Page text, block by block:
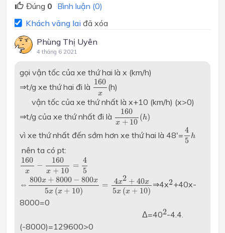
Đúng 0 Bình luận (0)
Khách vãng lai đã xóa
Phùng Thị Uyên
4 tháng 6 2021
gọi vận tốc của xe thứ hai là x (km/h)
⇒t/g xe thứ hai đi là 160
x
160x
(h)
vận tốc của xe thứ nhất là x+10 (km/h) (x>0)
⇒t/g của xe thứ nhất đi là
160
x + 10
(h)
160x + 10 h)
vì xe thứ nhất đến sớm hơn xe thứ hai là 48'= 4
5
h
4
nên ta có pt:
160
x
−
160
x + 10
=
4
5
160 160x+ 4
⇔ 800x + 8000 − 800x
5x (x + 10)
= 4x2 + 40x
5x (x + 10)
800 x+ 8000 800x 10
⇒4x2
2
+40x-
8000=0
Δ=402
2
-4.4.
(-8000)=129600>0